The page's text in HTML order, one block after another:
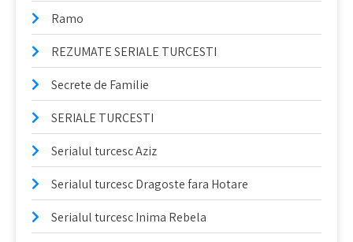
Ramo
REZUMATE SERIALE TURCESTI
Secrete de Familie
SERIALE TURCESTI
Serialul turcesc Aziz
Serialul turcesc Dragoste fara Hotare
Serialul turcesc Inima Rebela